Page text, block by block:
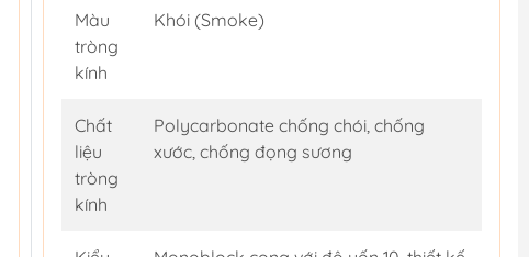
Màu
tròng
kính
Khói (Smoke)
Chất
liệu
tròng
kính
Polycarbonate chống chói, chống
xước, chống đọng sương